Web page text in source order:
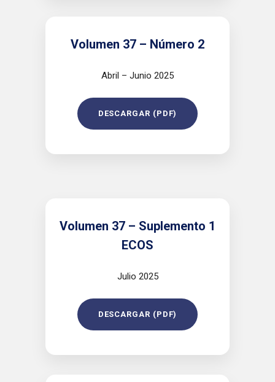
Volumen 37 – Número 2
Abril – Junio 2025
DESCARGAR (PDF)
Volumen 37 – Suplemento 1
ECOS
Julio 2025
DESCARGAR (PDF)